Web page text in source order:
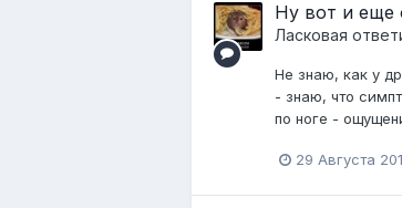
Ну вот и еще
Ласковая
Не знаю, как у
- знаю, что
по ноге -
29 Августа